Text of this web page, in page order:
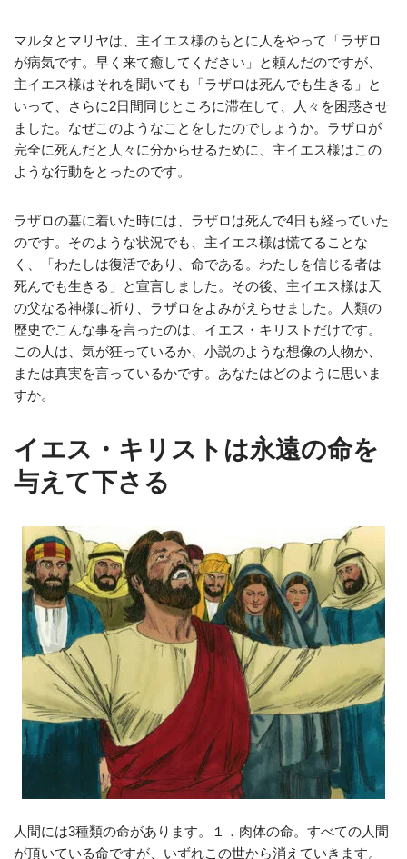
マルタとマリヤは、主イエス様のもとに人をやって「ラザロ
が病気です。早く来て癒してください」と頼んだのですが、
主イエス様はそれを聞いても「ラザロは死んでも生きる」と
いって、さらに2日間同じところに滞在して、人々を困惑させ
ました。なぜこのようなことをしたのでしょうか。ラザロが
完全に死んだと人々に分からせるために、主イエス様はこの
ような行動をとったのです。
ラザロの墓に着いた時には、ラザロは死んで4日も経っていた
のです。そのような状況でも、主イエス様は慌てることな
く、「わたしは復活であり、命である。わたしを信じる者は
死んでも生きる」と宣言しました。その後、主イエス様は天
の父なる神様に祈り、ラザロをよみがえらせました。人類の
歴史でこんな事を言ったのは、イエス・キリストだけです。
この人は、気が狂っているか、小説のような想像の人物か、
または真実を言っているかです。あなたはどのように思いま
すか。
イエス・キリストは永遠の命を
与えて下さる
人間には3種類の命があります。１．肉体の命。すべての人間
が頂いている命ですが、いずれこの世から消えていきます。